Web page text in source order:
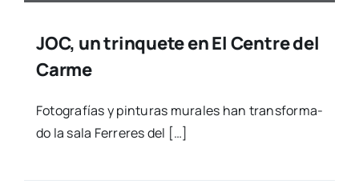
JOC, un trinquete en El Centre del
Carme
Foto­gra­fías y pin­tu­ras mura­les han trans­for­ma­
do la sala Ferre­res del […]